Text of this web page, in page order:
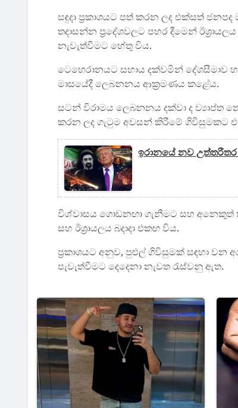
සඳුදා ප්‍රකාශයට පත් කරන ලද එක්සත්
තදාසන්න ප්‍රදේශවලට පහර දීමෙන්
නැවැත්වීමට හේතු විය.
ටෙහෙරානයට සහාය දක්වමින් දේශසීමාව
මාසයේදී ලෙබනනය ආක්‍රමණය කළේය.
සටන් විරාමය ලෙබනනය දක්වා ද ව්‍යාප්ත
කරන ලද ගැටුම අවසන් කිරීමේ ගිවිසුමකට
ඉරානයේ නව
විශ්වාසය ගොඩනඟා ගැනීමට සහ අනෙකුත්
සහ ඊශ්‍රායලය බදාදා එකඟ විය.
ප්‍රකාශයට අනුව, පුළුල් ගිවිසුමක් සඳහා
පැවැත්වීමට දෙදෙනා නැවත රැස්වනු ඇත.